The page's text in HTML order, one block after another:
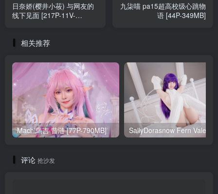
日奈娇(樱井小莜) 与网友的
线下见面 [217P-11V-
九柒喵 pa15超高校级心跳物
语 [44P-349MB]
相关推荐
Machi馬吉 昔涟 [77P-790MB]
评论 抢沙发